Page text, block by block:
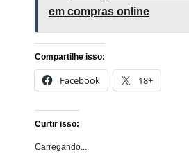
em compras online
Compartilhe isso:
Facebook 18+
Curtir isso:
Carregando...